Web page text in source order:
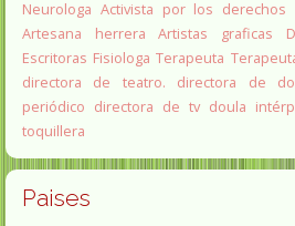
Neurologa Activista por los
Artesana herrera
Artistas graficas
Escritoras Fisiologa Terapeuta
directora de teatro.
directora de
periódico directora de tv doula
toquillera
Paises